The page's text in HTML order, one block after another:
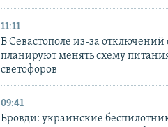
11:11
В Севастополе из-за отключений
планируют менять схему
светофоров
09:41
Бровди: украинские